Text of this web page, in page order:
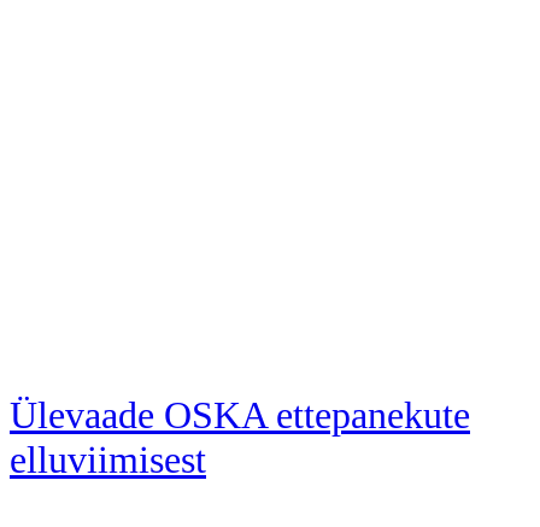
Ülevaade OSKA ettepanekute
elluviimisest